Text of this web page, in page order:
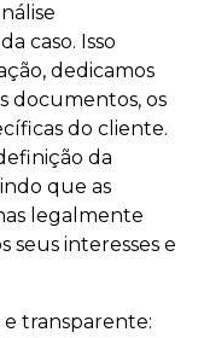
caso. Isso
dedicamos
documentos, os
do cliente.
da
que as
legalmente
seus interesses e
transparente: